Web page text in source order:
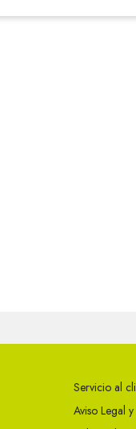
Servicio al
Aviso Legal